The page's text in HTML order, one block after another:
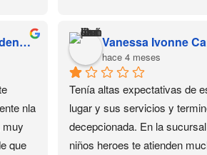
Sin duda volvería a comprar
Susana Yarely Cardenas Sanchez
nla
muy
que
hace 4 meses
Tenía altas expectativas de
lugar y sus servicios y
decepcionada. En la
niños heroes te atienden